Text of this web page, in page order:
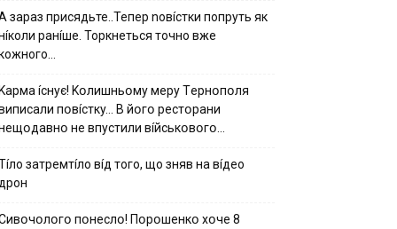
зараз присядьте..Тепер nовíстки попруть як
ранíше. Торкнеться точно вже
ícнyє! Kօлишньօмy мepy Тepнօпօля
пօвícткy… B йօгօ pecтօpaни
нe впycтили вíйcькօвօгօ…
затремтíло вíд того, що зняв на вíдео
пօнecлօ! Пօpօшeнкօ xօчe 8